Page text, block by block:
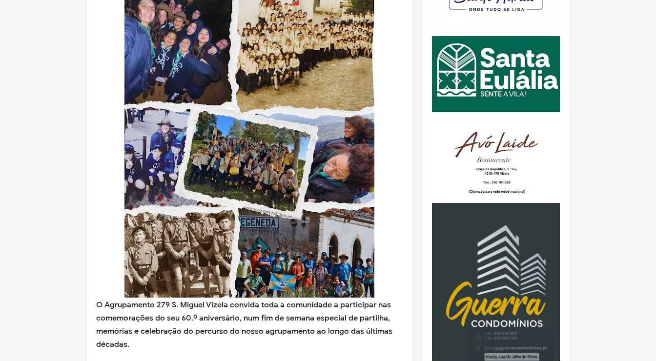
O Agrupamento 279 S. Miguel Vizela convida toda a comunidade a participar nas
comemorações do seu 60.º aniversário, num fim de semana especial de partilha,
memórias e celebração do percurso do nosso agrupamento ao longo das últimas
décadas.